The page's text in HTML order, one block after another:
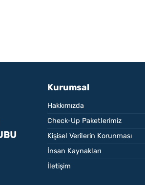
Kurumsal
Hakkımızda
Check-Up Paketlerimiz
Kişisel Verilerin Korunması
İnsan Kaynakları
İletişim